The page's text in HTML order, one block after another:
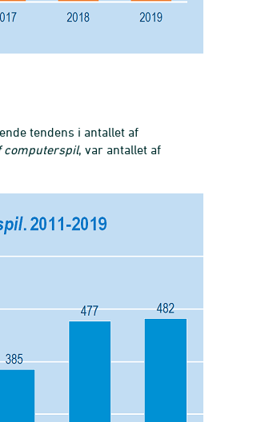
tendens i antallet af
computerspil, var antallet af